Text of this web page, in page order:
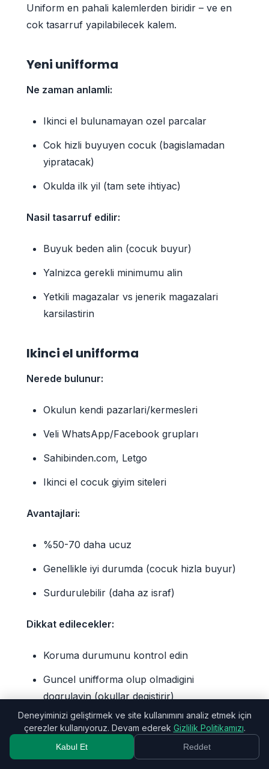
Uniform en pahali kalemlerden biridir – ve en
cok tasarruf yapilabilecek kalem.
Yeni unifforma
Ne zaman anlamli:
Ikinci el bulunamayan ozel parcalar
Cok hizli buyuyen cocuk (bagislamadan
yipratacak)
Okulda ilk yil (tam sete ihtiyac)
Nasil tasarruf edilir:
Buyuk beden alin (cocuk buyur)
Yalnizca gerekli minimumu alin
Yetkili magazalar vs jenerik magazalari
karsilastirin
Ikinci el unifforma
Nerede bulunur:
Okulun kendi pazarlari/kermesleri
Veli WhatsApp/Facebook grupları
Sahibinden.com, Letgo
Ikinci el cocuk giyim siteleri
Avantajlari:
%50-70 daha ucuz
Genellikle iyi durumda (cocuk hizla buyur)
Surdurulebilir (daha az israf)
Dikkat edilecekler:
Koruma durumunu kontrol edin
Guncel unifforma olup olmadigini
dogrulayin (okullar degistirir)
Almadan once deneyin
Tipik tasarruf
Deneyiminizi geliştirmek ve site kullanımını analiz etmek için
çerezler kullanıyoruz. Devam ederek Gizlilik Politikamızı.
Kabul Et Reddet